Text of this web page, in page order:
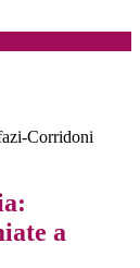
Corridoni
a